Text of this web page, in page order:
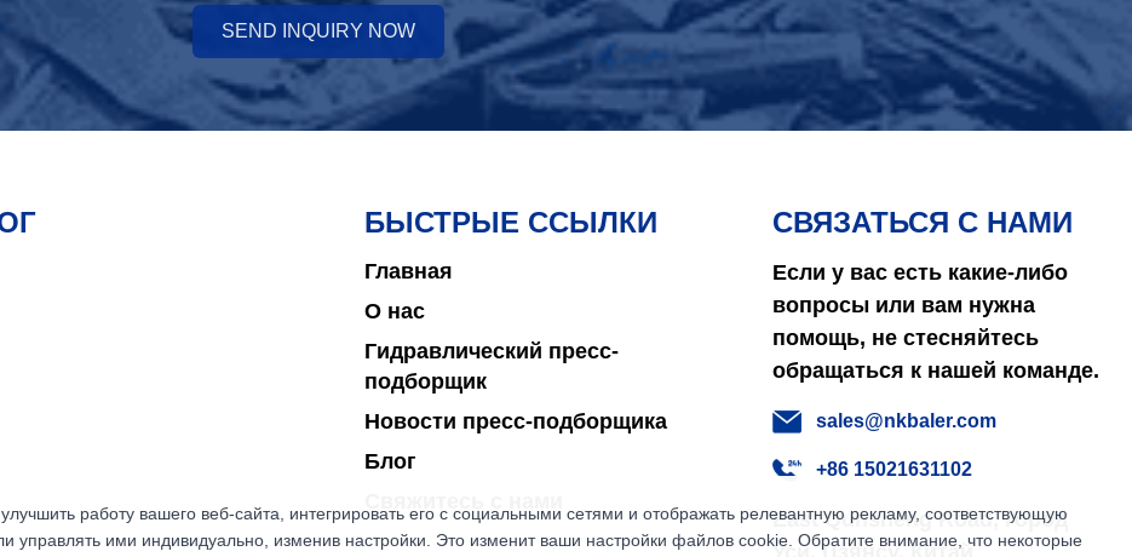
SEND INQUIRY NOW
БЫСТРЫЕ ССЫЛКИ
Главная
О нас
Гидравлический пресс-
подборщик
Новости пресс-подборщика
Блог
СВЯЗАТЬСЯ С НАМИ
Если у вас есть какие-либо
вопросы или вам нужна
помощь, не стесняйтесь
обращаться к нашей команде.
sales@nkbaler.com
+86 15021631102
East Qunsheng Road, город
Уси, Цзянсу, Китай
работу вашего веб-сайта, интегрировать его с социальными сетями и отображать релевантную рекламу, соответствующую
ими индивидуально, изменив настройки. Это изменит ваши настройки файлов cookie. Обратите внимание, что некоторые